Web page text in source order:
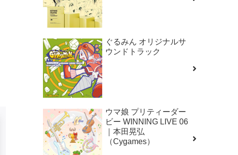
ぐるみん オリジナルサ
ウンドトラック
ウマ娘 プリティーダー
ビー WINNING LIVE 06
｜本田晃弘
（Cygames）